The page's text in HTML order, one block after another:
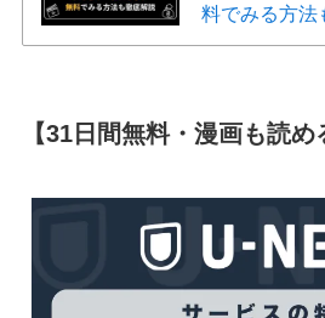
料でみる方法
【31日間無料・漫画も読